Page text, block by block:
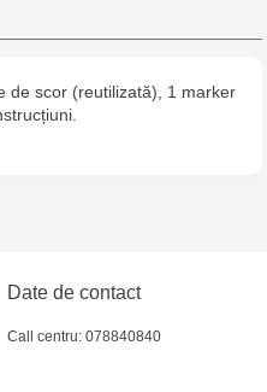
6
2
cel Bătrân, 39
N. Testemițanu
de scor (reutilizată), 1 marker
Date de contact
Call centru: 078840840